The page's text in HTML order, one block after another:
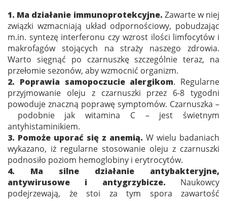
1. Ma działanie immunoprotekcyjne. Zawarte w niej
związki wzmacniają układ odpornościowy, pobudzając
m.in. syntezę interferonu czy wzrost ilości limfocytów i
makrofagów stojących na straży naszego zdrowia.
Warto sięgnąć po czarnuszkę szczególnie teraz, na
przełomie sezonów, aby wzmocnić organizm.
2. Poprawia samopoczucie alergikom. Regularne
przyjmowanie oleju z czarnuszki przez 6-8 tygodni
powoduje znaczną poprawę symptomów. Czarnuszka –
podobnie jak witamina C – jest świetnym
antyhistaminikiem.
3. Pomoże uporać się z anemią. W wielu badaniach
wykazano, iż regularne stosowanie oleju z czarnuszki
podnosiło poziom hemoglobiny i erytrocytów.
4. Ma silne działanie antybakteryjne,
antywirusowe i antygrzybicze. Naukowcy
podejrzewają, że stoi za tym spora zawartość